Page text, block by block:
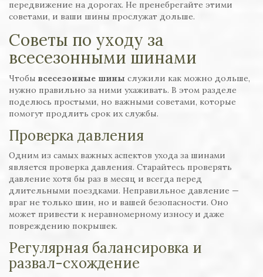
передвижение на дорогах. Не пренебрегайте этими
советами, и ваши шины прослужат дольше.
Советы по уходу за
всесезонными шинами
Чтобы всесезонные шины служили как можно дольше,
нужно правильно за ними ухаживать. В этом разделе
поделюсь простыми, но важными советами, которые
помогут продлить срок их службы.
Проверка давления
Одним из самых важных аспектов ухода за шинами
является проверка давления. Старайтесь проверять
давление хотя бы раз в месяц и всегда перед
длительными поездками. Неправильное давление —
враг не только шин, но и вашей безопасности. Оно
может привести к неравномерному износу и даже
повреждению покрышек.
Регулярная балансировка и
развал-схождение